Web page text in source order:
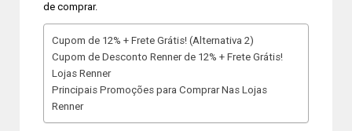
de comprar.
Cupom de 12% + Frete Grátis! (Alternativa 2)
Cupom de Desconto Renner de 12% + Frete Grátis!
Lojas Renner
Principais Promoções para Comprar Nas Lojas
Renner